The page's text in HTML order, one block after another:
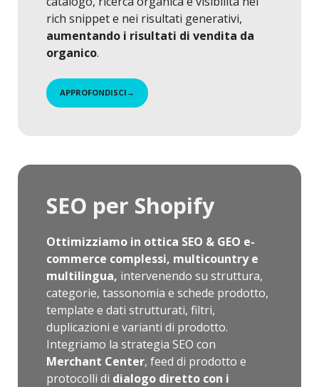
rich snippet e nei risultati generativi,
aumentando i risultati di vendita da
organico.
APPROFONDISCI →
SEO per Shopify
Ottimizziamo in ottica SEO & GEO e-
commerce complessi, multicountry e
multilingua, intervenendo su struttura,
categorie, tassonomia e schede prodotto,
template e dati strutturati, filtri,
duplicazioni e varianti di prodotto.
Integriamo la strategia SEO con
Merchant Center, feed di prodotto e
protocolli di dialogo diretto con i